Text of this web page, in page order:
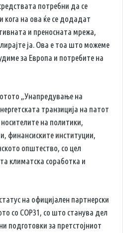
потребни да се
кога на ова ќе се додадат
и преносната мрежа,
ја. Ова е тоа што можеме
за Европа и потребите на
„Унапредување на
транзиција на патот
на политики,
финансиските институции,
општество, со цел
климатска соработка и
на официјален партнерски
со COP31, со што станува дел
подготовки за претстојниот